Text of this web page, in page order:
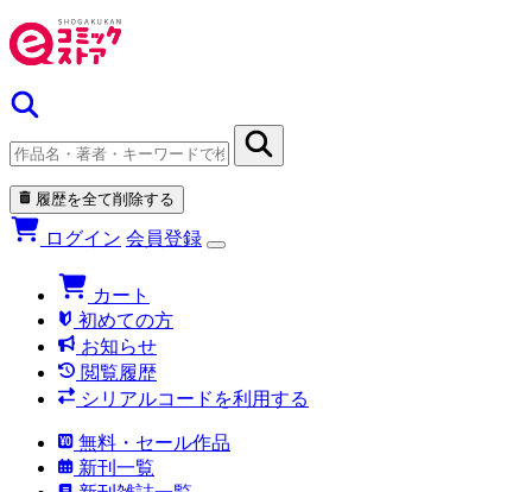
履歴を全て削除する
ログイン 会員登録
カート
初めての方
お知らせ
閲覧履歴
シリアルコードを利用する
無料・セール作品
新刊一覧